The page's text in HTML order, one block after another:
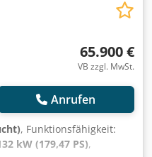
65.900 €
VB zzgl. MwSt.
Anrufen
, Funktionsfähigkeit:
kW (179,47 PS),